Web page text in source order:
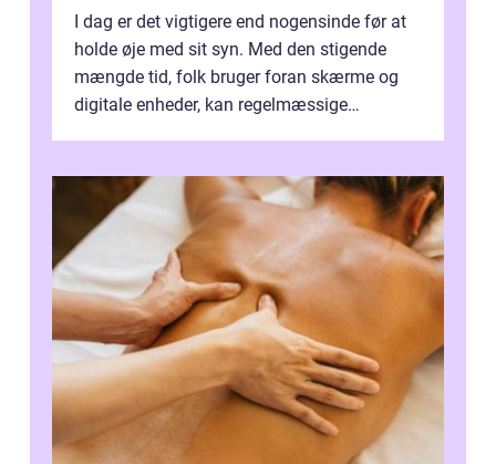
I dag er det vigtigere end nogensinde før at
holde øje med sit syn. Med den stigende
mængde tid, folk bruger foran skærme og
digitale enheder, kan regelmæssige